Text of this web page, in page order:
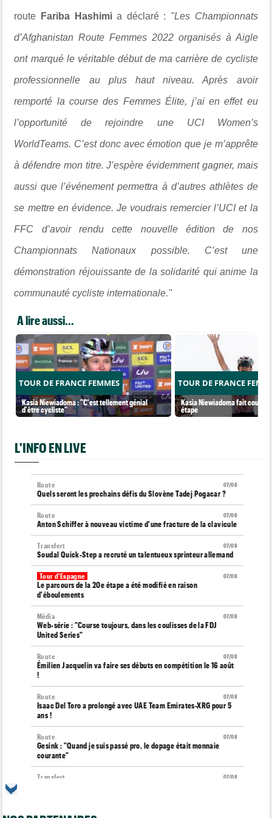
route Fariba Hashimia déclaré : "Les Championnats
d’Afghanistan Route Femmes 2022 organisés à Aigle
ont marqué le véritable début de ma carrière de cycliste
professionnelle au plus haut niveau. Après avoir
remporté la course des Femmes Élite, j’ai en effet eu
l’opportunité de rejoindre une UCI Women’s
WorldTeams. C’est donc avec émotion que je m’apprête
à défendre mon titre. J’espère évidemment gagner, mais
aussi que l’événement permettra à d’autres athlètes de
se mettre en évidence. Je voudrais remercier l’UCI et la
FFC d’avoir rendu cette nouvelle édition de nos
Championnats Nationaux possible. C’est une
démonstration réjouissante de la solidarité qui anime la
communauté cycliste internationale."
A lire aussi...
TOUR DE FRANCE FEMMES
Kasia Niewiadoma : "C'est tellement génial
d'être cycliste"
TOUR DE FRANCE
Kasia Niewiadoma fait coup
étape
L'INFO EN LIVE
07/08
Route
Quels seront les prochains défis du Slovène Tadej Pogacar ?
07/08
Route
Anton Schiffer à nouveau victime d'une fracture de la clavicule
07/08
Transfert
Soudal Quick-Step a recruté un talentueux sprinteur allemand
07/08
Tour d'Espagne
Le parcours de la 20e étape a été modifié en raison
d'éboulements
07/08
Média
Web-série : "Course toujours, dans les coulisses de la FDJ
United Series"
07/08
Route
Émilien Jacquelin va faire ses débuts en compétition le 16 août
!
07/08
Route
Isaac Del Toro a prolongé avec UAE Team Emirates-XRG pour 5
ans !
07/08
Route
Gesink : "Quand je suis passé pro, le dopage était monnaie
courante"
07/08
Transfert